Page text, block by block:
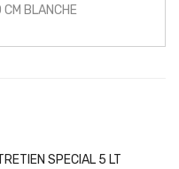
CM BLANCHE
SPECIAL 5 LT